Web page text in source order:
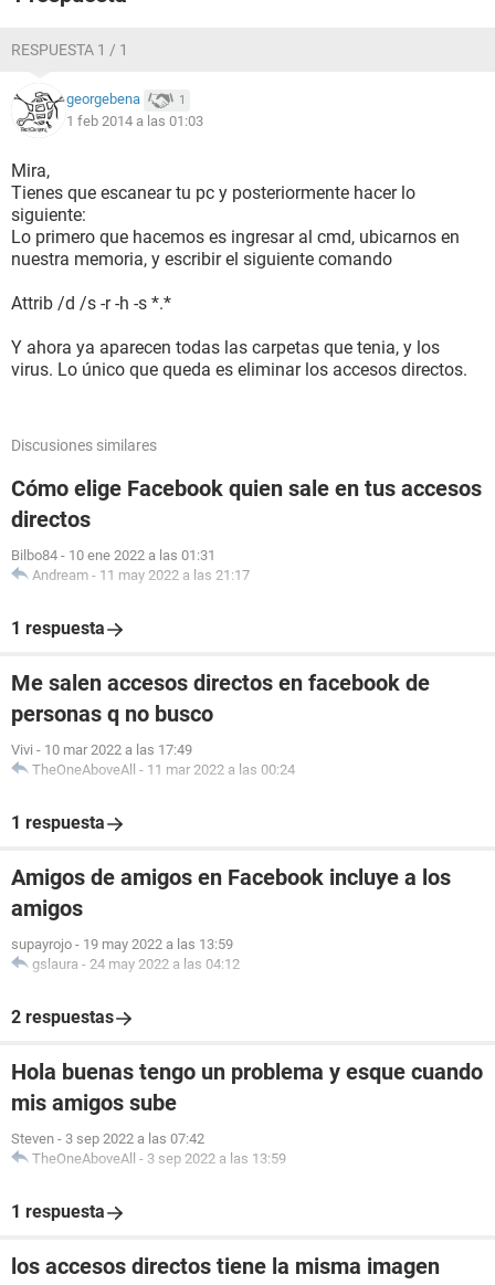
RESPUESTA 1 / 1
georgebena 1
1 feb 2014 a las 01:03
Mira,
Tienes que escanear tu pc y posteriormente hacer lo
siguiente:
Lo primero que hacemos es ingresar al cmd, ubicarnos en
nuestra memoria, y escribir el siguiente comando
Attrib /d /s -r -h -s *.*
Y ahora ya aparecen todas las carpetas que tenia, y los
virus. Lo único que queda es eliminar los accesos directos.
Discusiones similares
Cómo elige Facebook quien sale en tus accesos
directos
Bilbo84 - 10 ene 2022 a las 01:31
Andream - 11 may 2022 a las 21:17
1 respuesta
Me salen accesos directos en facebook de
personas q no busco
Vivi - 10 mar 2022 a las 17:49
TheOneAboveAll - 11 mar 2022 a las 00:24
1 respuesta
Amigos de amigos en Facebook incluye a los
amigos
supayrojo - 19 may 2022 a las 13:59
gslaura - 24 may 2022 a las 04:12
2 respuestas
Hola buenas tengo un problema y esque cuando
mis amigos sube
Steven - 3 sep 2022 a las 07:42
TheOneAboveAll - 3 sep 2022 a las 13:59
1 respuesta
los accesos directos tiene la misma imagen